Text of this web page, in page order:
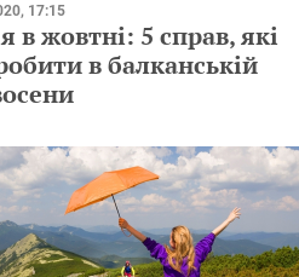
17:15
в жовтні: 5 справ, які
в балканській